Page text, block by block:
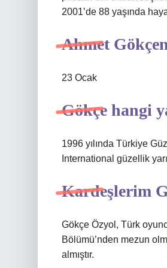
2001’de 88 yaşında
Ahmet
23 Ocak
Gökçe hangi
1996 yılında Türkiye
International güzellik
Kardeşlerim
Gökçe Özyol, Türk
Bölümü’nden mezun
almıştır.